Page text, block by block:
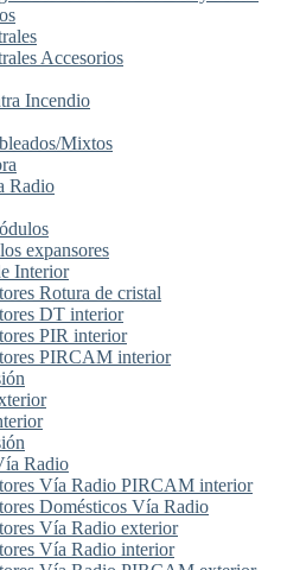
Accesorios
Incendio
Mixtos
Radio
expansores
Interior
Rotura de cristal
DT interior
PIR interior
PIRCAM interior
Radio
Vía Radio PIRCAM interior
Domésticos Vía Radio
Vía Radio exterior
Vía Radio interior